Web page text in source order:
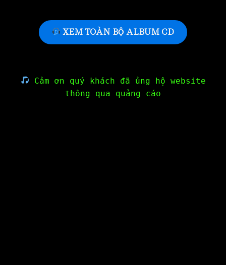
XEM TOÀN BỘ ALBUM CD
Cảm ơn quý khách đã ủng hộ website
thông qua quảng cáo